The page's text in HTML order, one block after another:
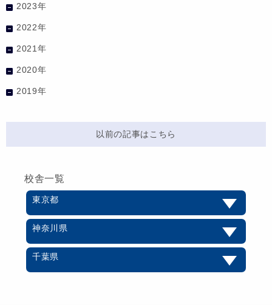
2023年
2022年
2021年
2020年
2019年
以前の記事はこちら
校舎一覧
東京都
神奈川県
千葉県